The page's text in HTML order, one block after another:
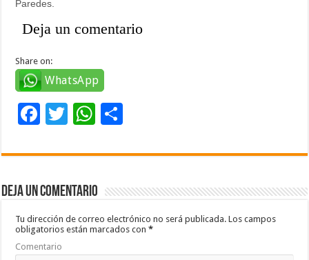
Paredes.
Deja un comentario
Share on:
WhatsApp
F
e
b
o
o
k
T
tt
er
W
at
sA
p
p
m
ar
ti
Deja un comentario
Tu dirección de correo electrónico no será publicada. Los campos
obligatorios están marcados con*
Comentario